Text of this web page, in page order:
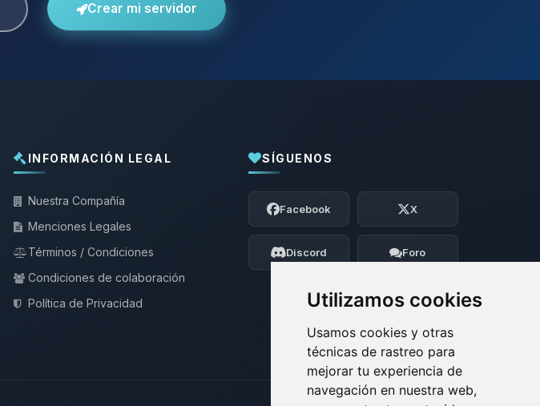
Utilizamos cookies
Usamos cookies y otras
técnicas de rastreo para
mejorar tu experiencia de
navegación en nuestra web,
Crear mi servidor
INFORMACIÓN LEGAL
Nuestra Compañía
Menciones Legales
Términos / Condiciones
Condiciones de colaboración
Política de Privacidad
SÍGUENOS
Facebook X
Discord Foro
Yupi, por fin alguien con quien hablar!
Soy Choupy, tu pequeno asistente de
BoxToPlay. Cuentame que necesitas y
moveré mis pequenos circuitos para
ayudarte.
07/08/2026 19:08